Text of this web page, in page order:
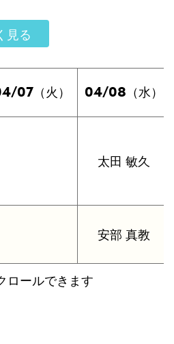
見る
07 （火） 04/08 （水）
太田 敏久
安部 真教
ロールできます